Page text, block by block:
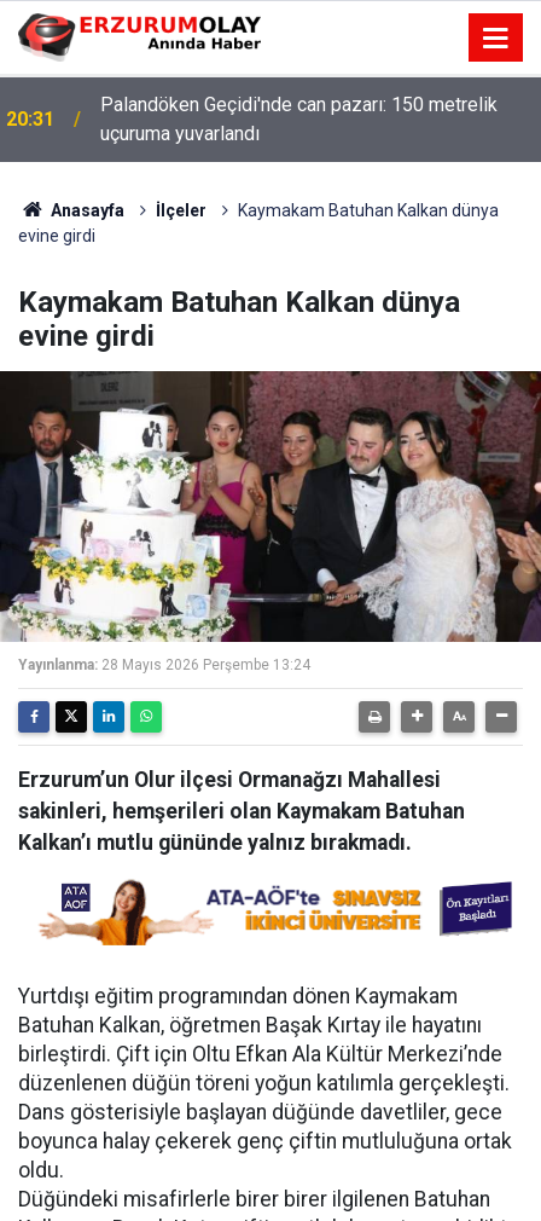
20:31
Palandöken Geçidi'nde can pazarı: 150 metrelik
uçuruma yuvarlandı
Anasayfa İlçeler
Kaymakam Batuhan Kalkan dünya
evine girdi
Kaymakam Batuhan Kalkan dünya
evine girdi
Yayınlanma: 28 Mayıs 2026 Perşembe 13:24
Erzurum’un Olur ilçesi Ormanağzı Mahallesi
sakinleri, hemşerileri olan Kaymakam Batuhan
Kalkan’ı mutlu gününde yalnız bırakmadı.
Yurtdışı eğitim programından dönen Kaymakam
Batuhan Kalkan, öğretmen Başak Kırtay ile hayatını
birleştirdi. Çift için Oltu Efkan Ala Kültür Merkezi’nde
düzenlenen düğün töreni yoğun katılımla gerçekleşti.
Dans gösterisiyle başlayan düğünde davetliler, gece
boyunca halay çekerek genç çiftin mutluluğuna ortak
oldu.
Düğündeki misafirlerle birer birer ilgilenen Batuhan